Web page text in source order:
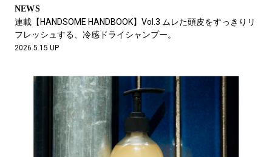
NEWS
連載【HANDSOME HANDBOOK】Vol.3 ムレた頭皮をすっきりリ
フレッシュする、冷感ドライシャンプー。
2026.5.15 UP